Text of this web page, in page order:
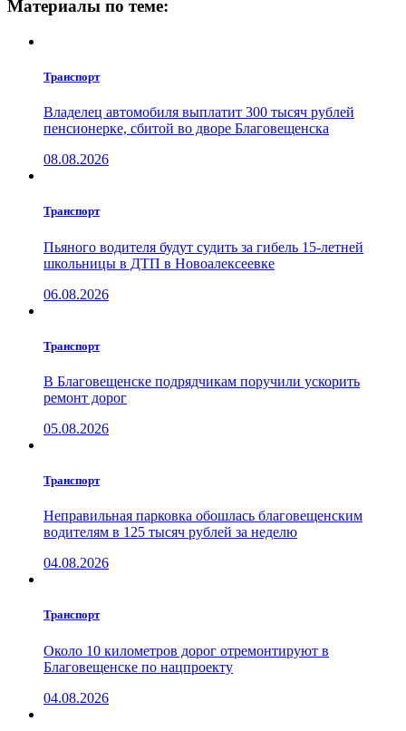
Материалы по теме:
Транспорт
Владелец автомобиля выплатит 300 тысяч рублей
пенсионерке, сбитой во дворе Благовещенска
08.08.2026
Транспорт
Пьяного водителя будут судить за гибель 15-летней
школьницы в ДТП в Новоалексеевке
06.08.2026
Транспорт
В Благовещенске подрядчикам поручили ускорить
ремонт дорог
05.08.2026
Транспорт
Неправильная парковка обошлась благовещенским
водителям в 125 тысяч рублей за неделю
04.08.2026
Транспорт
Около 10 километров дорог отремонтируют в
Благовещенске по нацпроекту
04.08.2026